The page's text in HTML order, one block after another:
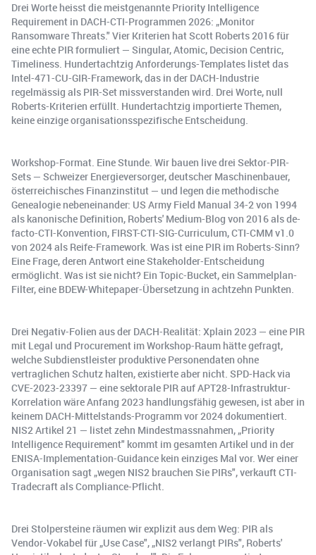
Drei Worte heisst die meistgenannte Priority Intelligence
Requirement in DACH-CTI-Programmen 2026: „Monitor
Ransomware Threats." Vier Kriterien hat Scott Roberts 2016 für
eine echte PIR formuliert — Singular, Atomic, Decision Centric,
Timeliness. Hundertachtzig Anforderungs-Templates listet das
Intel-471-CU-GIR-Framework, das in der DACH-Industrie
regelmässig als PIR-Set missverstanden wird. Drei Worte, null
Roberts-Kriterien erfüllt. Hundertachtzig importierte Themen,
keine einzige organisationsspezifische Entscheidung.
Workshop-Format. Eine Stunde. Wir bauen live drei Sektor-PIR-
Sets — Schweizer Energieversorger, deutscher Maschinenbauer,
österreichisches Finanzinstitut — und legen die methodische
Genealogie nebeneinander: US Army Field Manual 34-2 von 1994
als kanonische Definition, Roberts' Medium-Blog von 2016 als de-
facto-CTI-Konvention, FIRST-CTI-SIG-Curriculum, CTI-CMM v1.0
von 2024 als Reife-Framework. Was ist eine PIR im Roberts-Sinn?
Eine Frage, deren Antwort eine Stakeholder-Entscheidung
ermöglicht. Was ist sie nicht? Ein Topic-Bucket, ein Sammelplan-
Filter, eine BDEW-Whitepaper-Übersetzung in achtzehn Punkten.
Drei Negativ-Folien aus der DACH-Realität: Xplain 2023 — eine PIR
mit Legal und Procurement im Workshop-Raum hätte gefragt,
welche Subdienstleister produktive Personendaten ohne
vertraglichen Schutz halten, existierte aber nicht. SPD-Hack via
CVE-2023-23397 — eine sektorale PIR auf APT28-Infrastruktur-
Korrelation wäre Anfang 2023 handlungsfähig gewesen, ist aber in
keinem DACH-Mittelstands-Programm vor 2024 dokumentiert.
NIS2 Artikel 21 — listet zehn Mindestmassnahmen, „Priority
Intelligence Requirement" kommt im gesamten Artikel und in der
ENISA-Implementation-Guidance kein einziges Mal vor. Wer einer
Organisation sagt „wegen NIS2 brauchen Sie PIRs", verkauft CTI-
Tradecraft als Compliance-Pflicht.
Drei Stolpersteine räumen wir explizit aus dem Weg: PIR als
Vendor-Vokabel für „Use Case", „NIS2 verlangt PIRs", Roberts'